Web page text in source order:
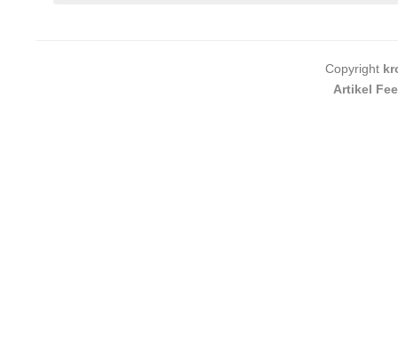
Copyright
Artikel